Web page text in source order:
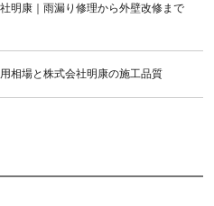
明康｜雨漏り修理から外壁改修まで
相場と株式会社明康の施工品質